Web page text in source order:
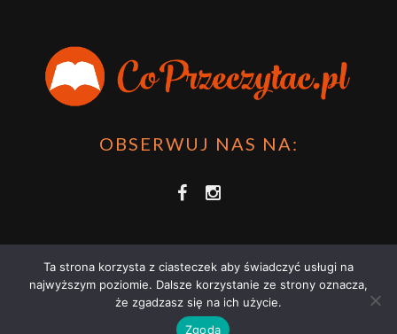
OBSERWUJ NAS NA:
COPRZECZYTAĆ.PL 2021 | STRONA WYKORZYSTUJE PLIKI COOKIES |
POLITYKĄ PRYWATNOŚCI
Ta strona korzysta z ciasteczek aby świadczyć usługi na
najwyższym poziomie. Dalsze korzystanie ze strony oznacza,
że zgadzasz się na ich użycie.
Zgoda